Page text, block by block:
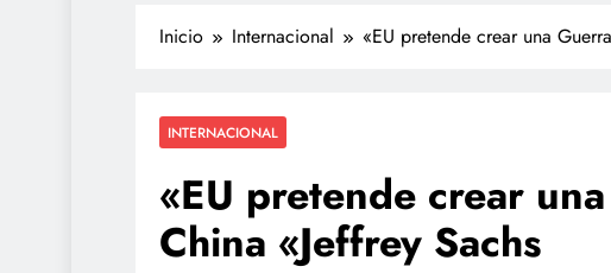
Inicio Internacional «EU pretende crear una
INTERNACIONAL
«EU pretende crear
China «Jeffrey Sachs